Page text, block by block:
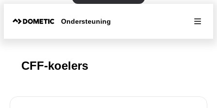
Ondersteuning
CFF-koelers